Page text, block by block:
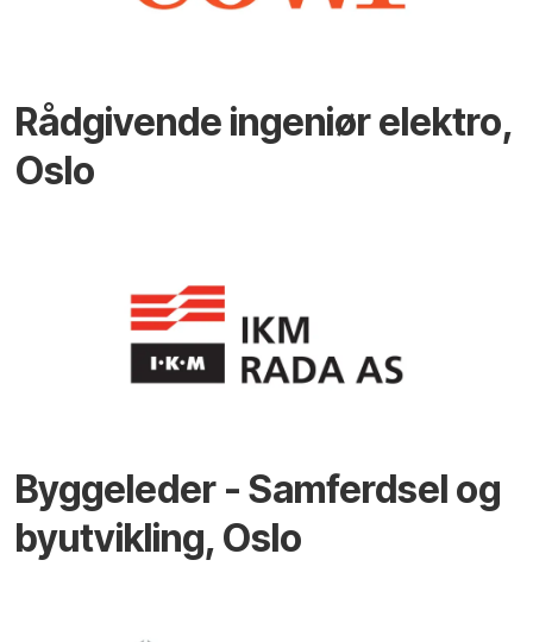
Rådgivende ingeniør elektro,
Oslo
Byggeleder - Samferdsel og
byutvikling, Oslo